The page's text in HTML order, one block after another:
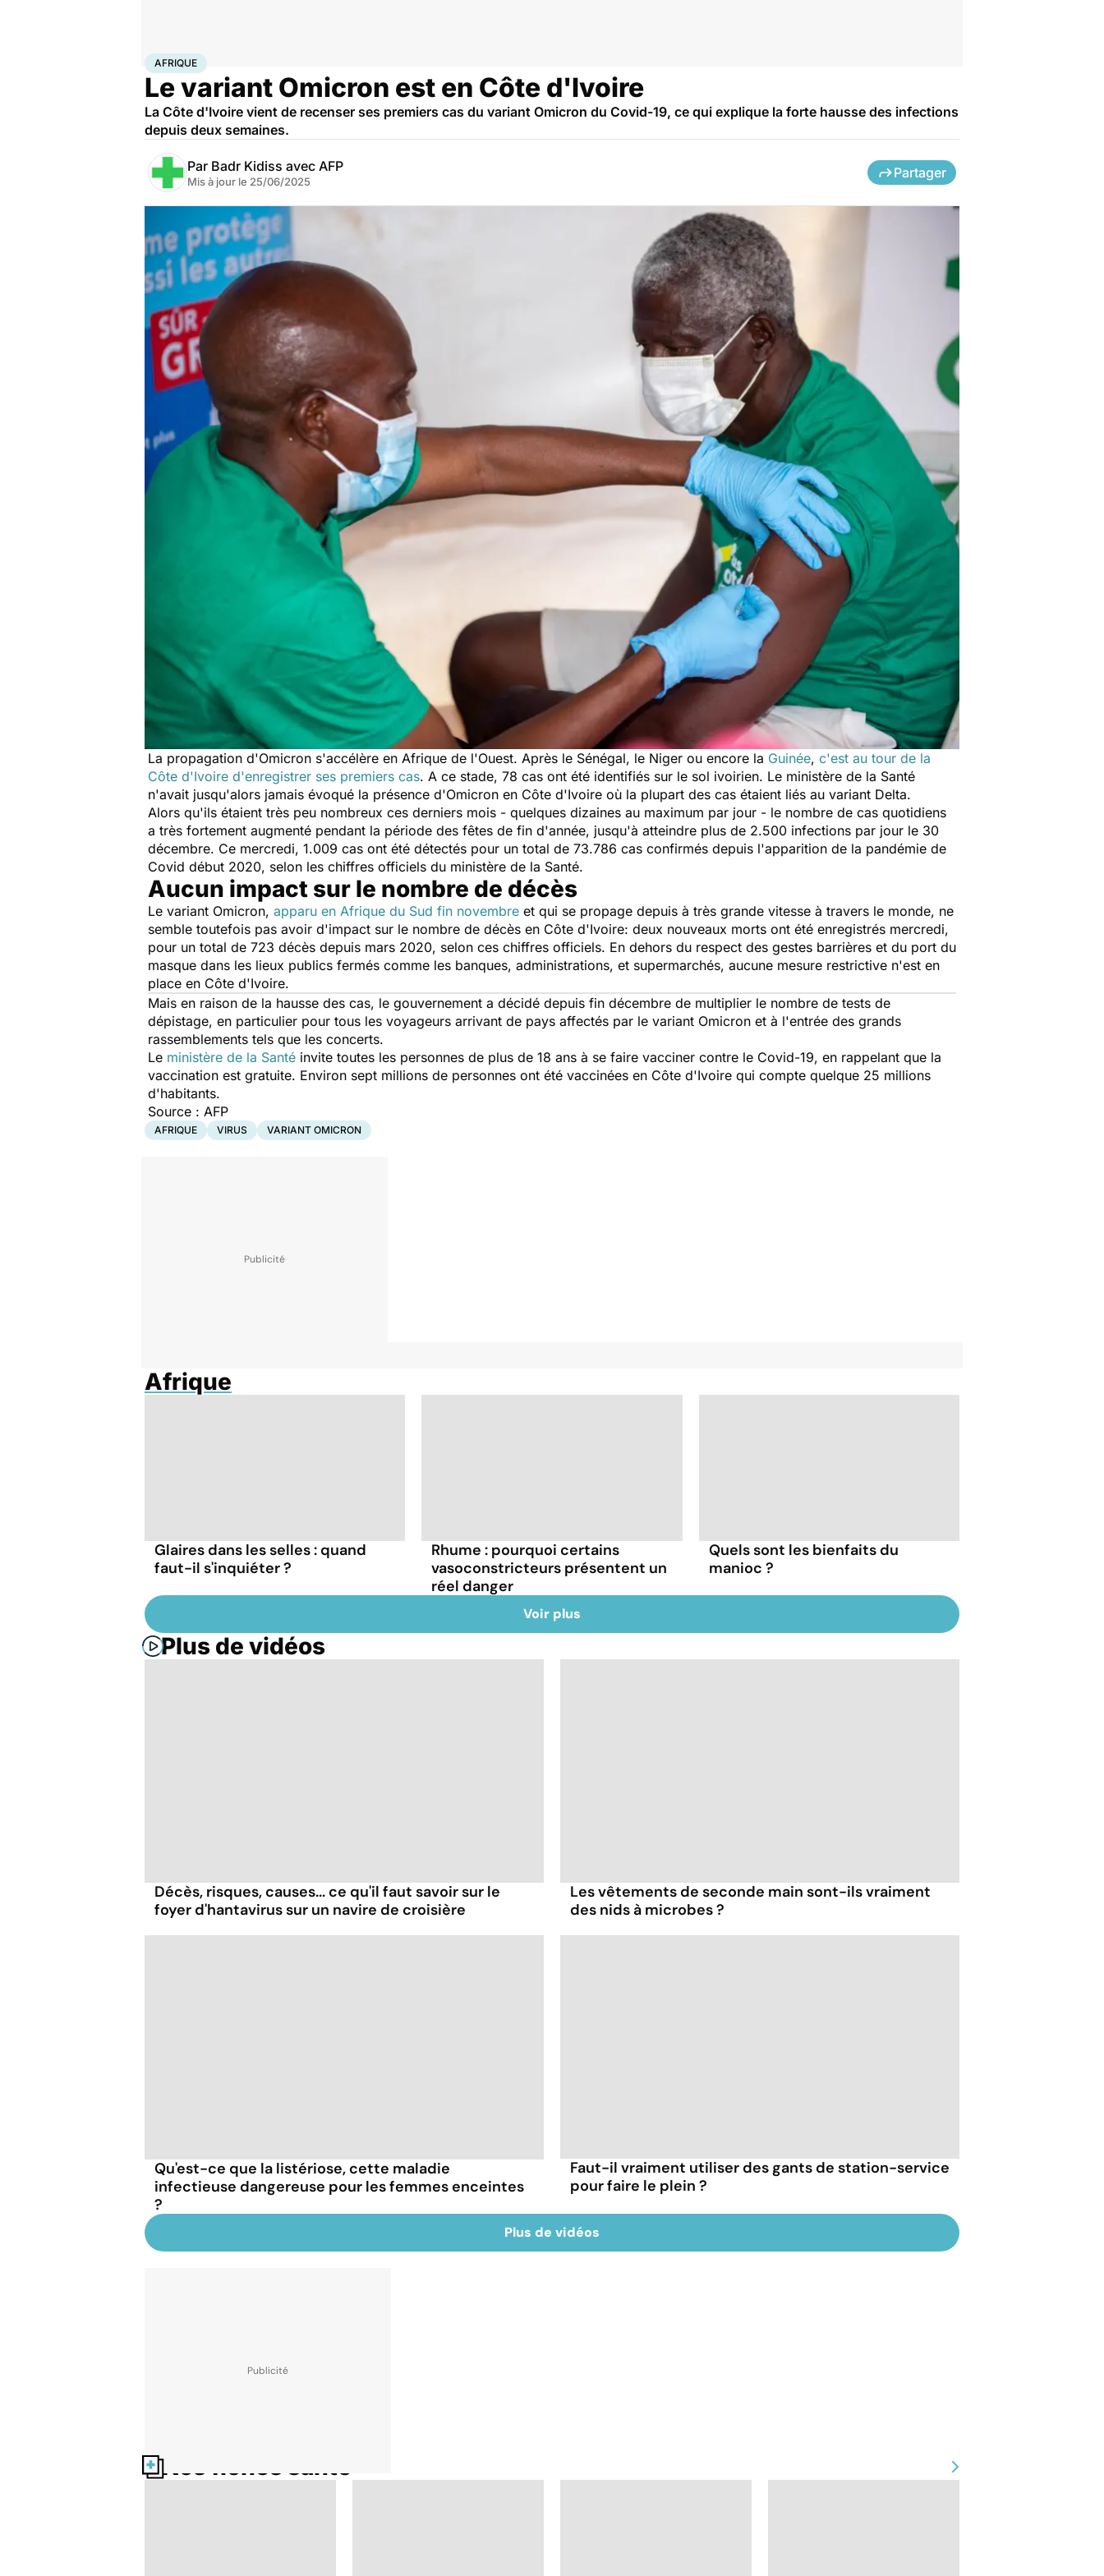
AccueilSantéMaladies
AFRIQUE
Le variant Omicron est en Côte d'Ivoire
La Côte d'Ivoire vient de recenser ses premiers cas du variant Omicron du Covid-19, ce qui explique la forte hausse des infections
depuis deux semaines.
Par Badr Kidiss avec AFP
Mis à jour le 25/06/2025
Partager
La propagation d'Omicron s'accélère en Afrique de l'Ouest. Après le Sénégal, le Niger ou encore la Guinée, c'est au tour de la
Côte d'Ivoire d'enregistrer ses premiers cas. A ce stade, 78 cas ont été identifiés sur le sol ivoirien. Le ministère de la Santé
n'avait jusqu'alors jamais évoqué la présence d'Omicron en Côte d'Ivoire où la plupart des cas étaient liés au variant Delta.
Alors qu'ils étaient très peu nombreux ces derniers mois - quelques dizaines au maximum par jour - le nombre de cas quotidiens
a très fortement augmenté pendant la période des fêtes de fin d'année, jusqu'à atteindre plus de 2.500 infections par jour le 30
décembre. Ce mercredi, 1.009 cas ont été détectés pour un total de 73.786 cas confirmés depuis l'apparition de la pandémie de
Covid début 2020, selon les chiffres officiels du ministère de la Santé.
Aucun impact sur le nombre de décès
Le variant Omicron, apparu en Afrique du Sud fin novembre et qui se propage depuis à très grande vitesse à travers le monde, ne
semble toutefois pas avoir d'impact sur le nombre de décès en Côte d'Ivoire: deux nouveaux morts ont été enregistrés mercredi,
pour un total de 723 décès depuis mars 2020, selon ces chiffres officiels. En dehors du respect des gestes barrières et du port du
masque dans les lieux publics fermés comme les banques, administrations, et supermarchés, aucune mesure restrictive n'est en
place en Côte d'Ivoire.
Mais en raison de la hausse des cas, le gouvernement a décidé depuis fin décembre de multiplier le nombre de tests de
dépistage, en particulier pour tous les voyageurs arrivant de pays affectés par le variant Omicron et à l'entrée des grands
rassemblements tels que les concerts.
Le ministère de la Santé invite toutes les personnes de plus de 18 ans à se faire vacciner contre le Covid-19, en rappelant que la
vaccination est gratuite. Environ sept millions de personnes ont été vaccinées en Côte d'Ivoire qui compte quelque 25 millions
d'habitants.
Source : AFP
AFRIQUE VIRUS VARIANT OMICRON
Afrique
Glaires dans les selles : quand
faut-il s'inquiéter ?
Rhume : pourquoi certains
vasoconstricteurs présentent un
réel danger
Quels sont les bienfaits du
manioc ?
Voir plus
Plus de vidéos
Décès, risques, causes... ce qu'il faut savoir sur le
foyer d'hantavirus sur un navire de croisière
Les vêtements de seconde main sont-ils vraiment
des nids à microbes ?
Qu'est-ce que la listériose, cette maladie
infectieuse dangereuse pour les femmes enceintes
?
Faut-il vraiment utiliser des gants de station-service
pour faire le plein ?
Plus de vidéos
Nos fiches santé